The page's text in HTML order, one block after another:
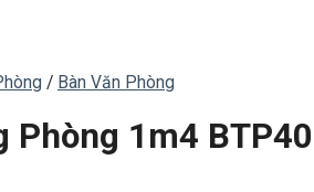
/ Bàn Văn Phòng
Phòng 1m4